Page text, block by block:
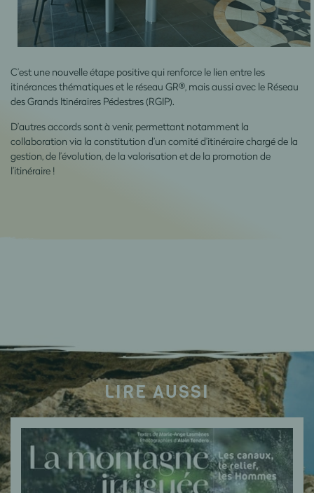
C’est une nouvelle étape positive qui renforce le lien entre les
itinérances thématiques et le réseau GR®, mais aussi avec le Réseau
des Grands Itinéraires Pédestres (RGIP).
D’autres accords sont à venir, permettant notamment la
collaboration via la constitution d’un comité d’itinéraire chargé de la
gestion, de l’évolution, de la valorisation et de la promotion de
l’itinéraire !
LIRE AUSSI